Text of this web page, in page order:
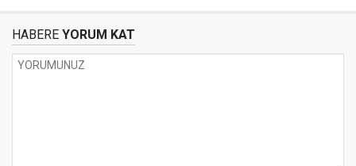
HABERE YORUM KAT